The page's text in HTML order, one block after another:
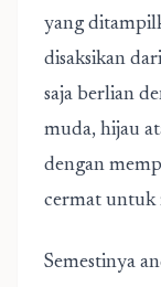
yang
disaksikan
saja berlian
muda, hijau
dengan
cermat untuk
Semestinya